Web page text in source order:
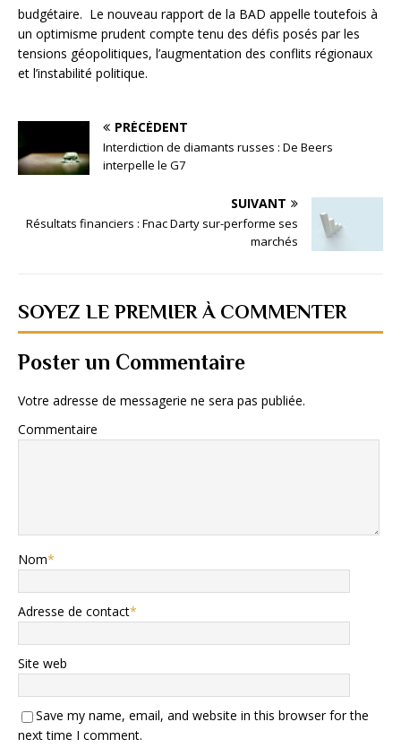
budgétaire. Le nouveau rapport de la BAD appelle toutefois à
un optimisme prudent compte tenu des défis posés par les
tensions géopolitiques, l’augmentation des conflits régionaux
et l’instabilité politique.
PRÉCÉDENT
Interdiction de diamants russes : De Beers
interpelle le G7
SUIVANT
Résultats financiers : Fnac Darty sur-performe ses
marchés
SOYEZ LE PREMIER À COMMENTER
Poster un Commentaire
Votre adresse de messagerie ne sera pas publiée.
Commentaire
Nom*
Adresse de contact*
Site web
Save my name, email, and website in this browser for the
next time I comment.